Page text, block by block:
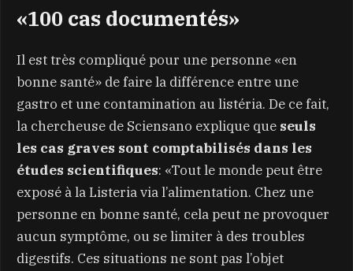
«100 cas documentés»
Il est très compliqué pour une personne «en
bonne santé» de faire la différence entre une
gastro et une contamination au listéria. De ce fait,
la chercheuse de Sciensano explique que seuls
les cas graves sont comptabilisés dans les
études scientifiques: «Tout le monde peut être
exposé à la Listeria via l’alimentation. Chez une
personne en bonne santé, cela peut ne provoquer
aucun symptôme, ou se limiter à des troubles
digestifs. Ces situations ne sont pas l’objet